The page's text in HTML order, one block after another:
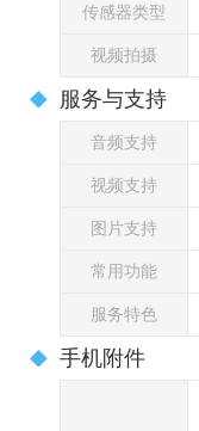
传感器类型
视频拍摄
服务与支持
音频支持
视频支持
图片支持
常用功能
服务特色
手机附件